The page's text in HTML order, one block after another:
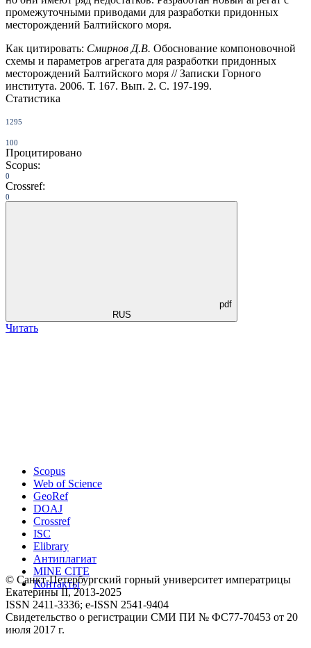
промежуточными приводами для разработки придонных
месторождений Балтийского моря.
Как цитировать: Смирнов Д.В. Обоснование компоновочной
схемы и параметров агрегата для разработки придонных
месторождений Балтийского моря // Записки Горного
института. 2006. Т. 167. Вып. 2. С. 197-199.
Статистика
1295
100
Процитировано
Scopus:
0
Crossref:
0
pdf
RUS
Читать
Scopus
Web of Science
GeoRef
DOAJ
Crossref
ISC
Elibrary
Антиплагиат
MINE CITE
Контакты
© Санкт-Петербургский горный университет императрицы
Екатерины ΙΙ, 2013-2025
ISSN 2411-3336; e-ISSN 2541-9404
Свидетельство о регистрации СМИ ПИ № ФС77-70453 от 20
июля 2017 г.